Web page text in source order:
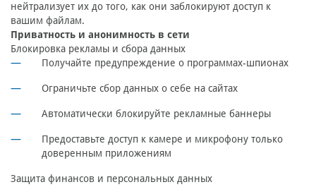
нейтрализует их до того, как они заблокируют доступ к
вашим файлам.
Приватность и анонимность в сети
Блокировка рекламы и сбора данных
Получайте предупреждение о программах-шпионах
Ограничьте сбор данных о себе на сайтах
Автоматически блокируйте рекламные баннеры
Предоставьте доступ к камере и микрофону только
доверенным приложениям
Защита финансов и персональных данных